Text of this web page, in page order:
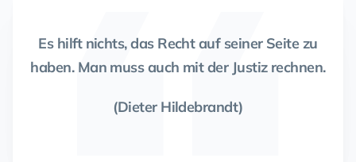
Es hilft nichts, das Recht auf seiner Seite zu
haben. Man muss auch mit der Justiz rechnen.
(Dieter Hildebrandt)